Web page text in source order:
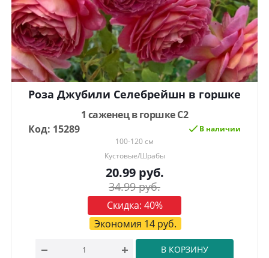
Роза Джубили Селебрейшн в горшке
1 саженец в горшке С2
Код: 15289
В наличии
100-120 см
Кустовые/Шрабы
20.99руб.
34.99руб.
Скидка: 40%
Экономия 14 руб.
В КОРЗИНУ